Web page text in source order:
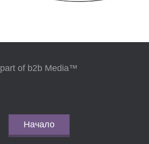
part of b2b Media™
Начало